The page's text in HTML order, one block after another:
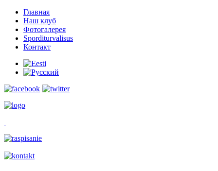
Главная
Наш клуб
Фотогалерея
Sporditurvalisus
Контакт